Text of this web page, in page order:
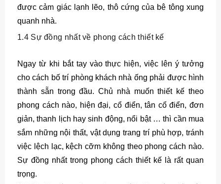
được cảm giác lạnh lẽo, thô cứng của bê tông xung
quanh nhà.
1.4 Sự đồng nhất về phong cách thiết kế
Ngay từ khi bắt tay vào thực hiện, việc lên ý tưởng
cho cách bố trí phòng khách nhà ống phải được hình
thành sẵn trong đầu. Chủ nhà muốn thiết kế theo
phong cách nào, hiện đại, cổ điển, tân cổ điển, đơn
giản, thanh lịch hay sinh động, nổi bật … thì cần mua
sắm những nội thất, vật dụng trang trí phù hợp, tránh
việc lệch lạc, kệch cỡm không theo phong cách nào.
Sự đồng nhất trong phong cách thiết kế là rất quan
trọng.